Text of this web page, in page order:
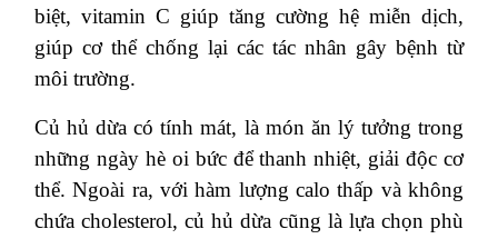
biệt, vitamin C giúp tăng cường hệ miễn dịch,
giúp cơ thể chống lại các tác nhân gây bệnh từ
môi trường.
Củ hủ dừa có tính mát, là món ăn lý tưởng trong
những ngày hè oi bức để thanh nhiệt, giải độc cơ
thể. Ngoài ra, với hàm lượng calo thấp và không
chứa cholesterol, củ hủ dừa cũng là lựa chọn phù